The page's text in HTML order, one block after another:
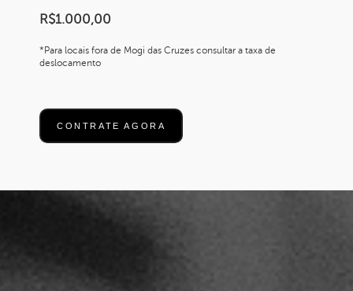
R$1.000,00
*Para locais fora de Mogi das Cruzes consultar a taxa de
deslocamento
CONTRATE AGORA